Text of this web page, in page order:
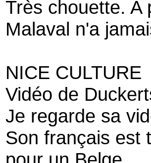
Très chouette. A
Malaval n'a
NICE CULTURE
Vidéo de
Je regarde sa
Son français est